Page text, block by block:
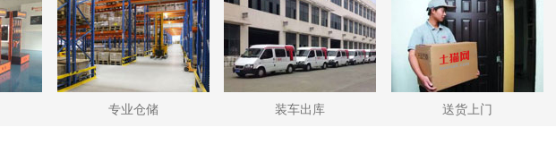
专业仓储 装车出库 送货上门